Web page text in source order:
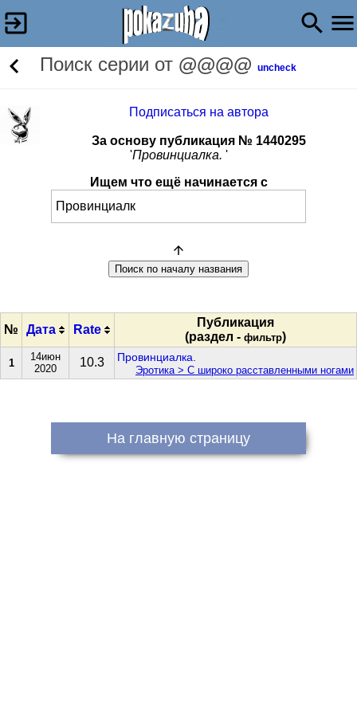
Поиск серии от @@@@ uncheck
Подписаться на автора
За основу публикация № 1440295
'Провинциалка. '
Ищем что ещё начинается с
№ Дата Rate
Публикация
(раздел - фильтр)
1
14июн
2020
10.3 Провинциалка.
Эротика > С широко расставленными ногами
На главную страницу